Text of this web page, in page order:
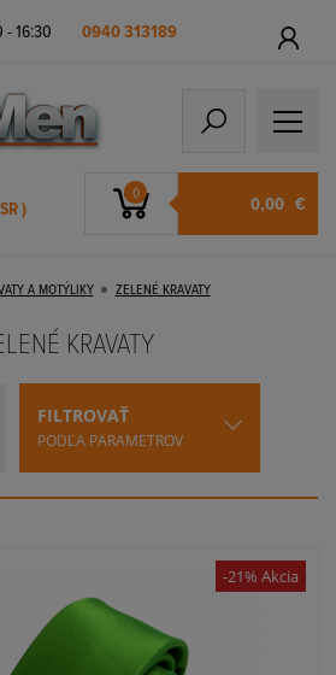
- 16:30 0940 313189
)
0 0,00 €
A MOTÝLIKY ZELENÉ KRAVATY
KRAVATY
FILTROVAŤ
PODĽA PARAMETROV
-21% Akcia